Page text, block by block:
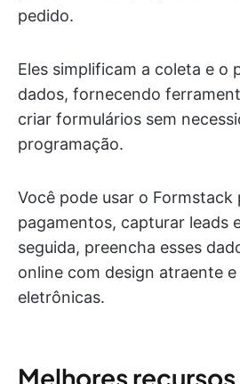
pedido.
Eles simplificam a coleta e o
dados, fornecendo
criar formulários sem
programação.
Você pode usar o Formstack
pagamentos, capturar leads
seguida, preencha esses
online com design atraente
eletrônicas.
Melhores